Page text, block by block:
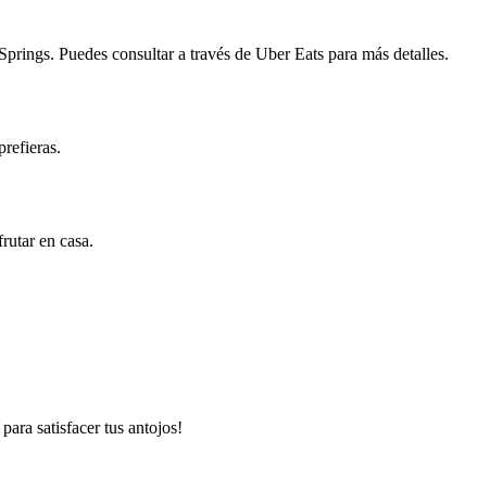
Puedes consultar a través de Uber Eats para más detalles.
en casa.
satisfacer tus antojos!